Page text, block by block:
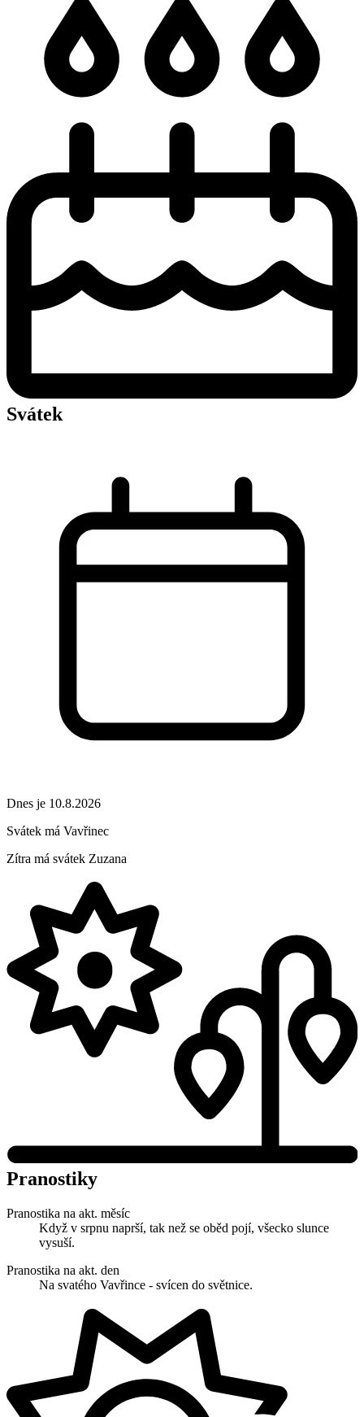
Svátek
Dnes je 10.8.2026
Svátek má Vavřinec
Zítra má svátek Zuzana
Pranostiky
Pranostika na akt. měsíc
Když v srpnu naprší, tak než se oběd pojí, všecko slunce
vysuší.
Pranostika na akt. den
Na svatého Vavřince - svícen do světnice.